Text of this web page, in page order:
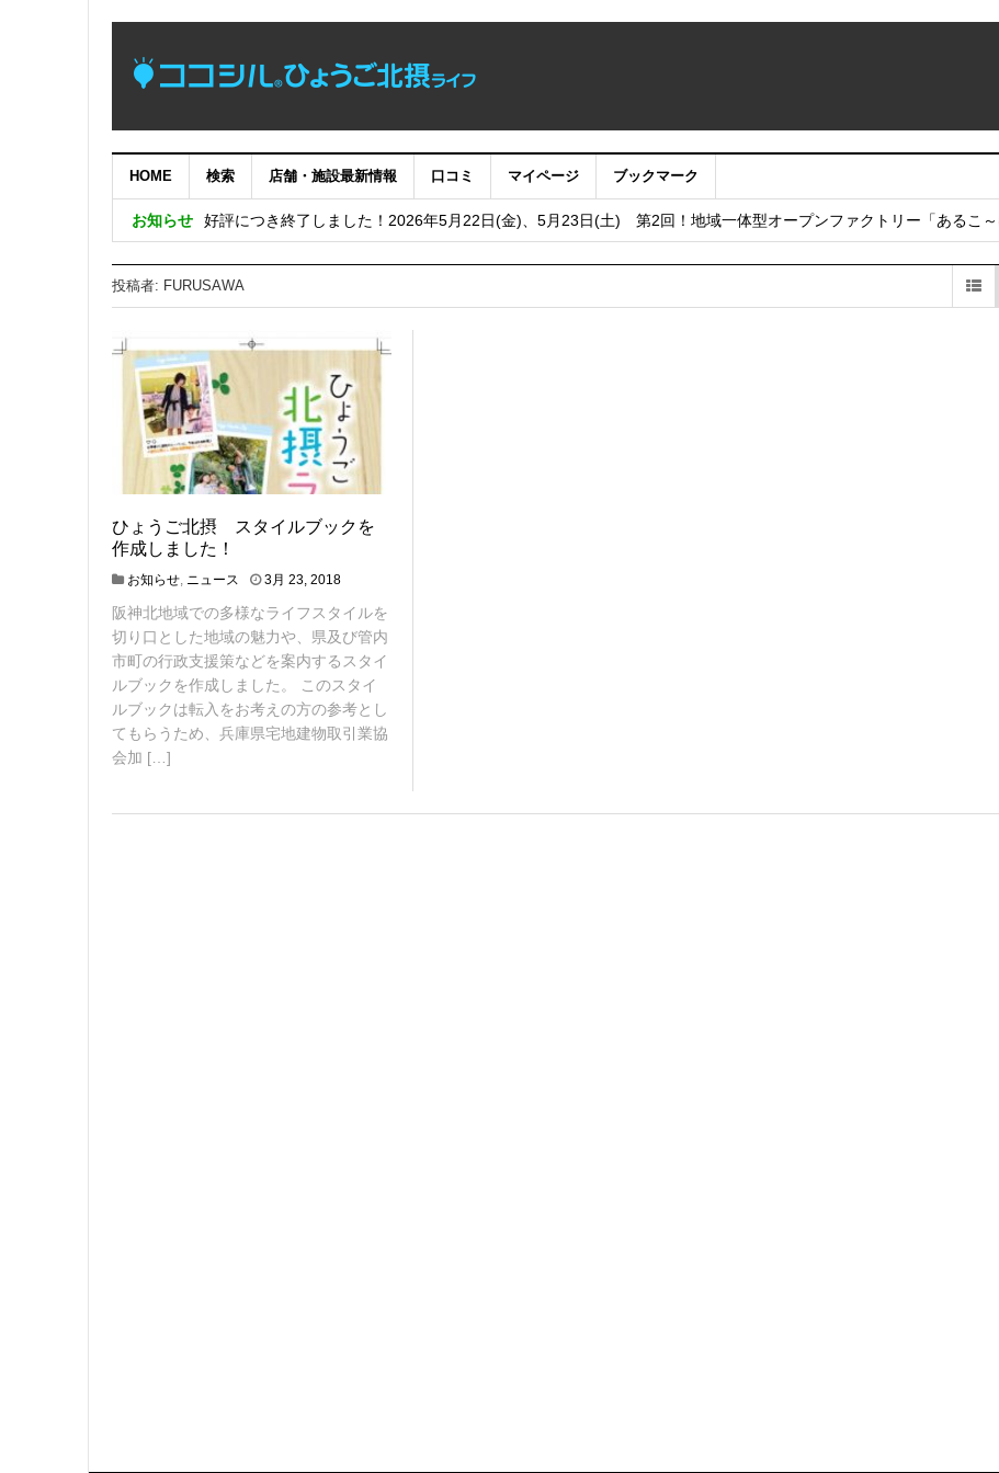
HOME 検索 店舗・施設最新情報 口コミ マイページ ブックマーク
お知らせ
【完了】システムメンテナンス作業に伴うサイト・アプリ利用停止のお知らせ
好評につき終了しました！2026年5月22日(金)、5月23日(土) 第2回！地域一体型オープンファクトリー「あるこ～
好評につき終了しました！兵庫五国移住・交流フェア2025 in 大阪 2025年12月6日（土）開催！
好評につき終了しました！日生ニュータウン まちびらき50周年記念フェスティバル 2025年11月22日（土）開催
投稿者: FURUSAWA
ひょうご北摂 スタイルブックを
作成しました！
お知らせ, ニュース 3月 23, 20184
9
2
0
1
8
阪神北地域での多様なライフスタイルを
切り口とした地域の魅力や、県及び管内
市町の行政支援策などを案内するスタイ
ルブックを作成しました。 このスタイ
ルブックは転入をお考えの方の参考とし
てもらうため、兵庫県宅地建物取引業協
会加 […]